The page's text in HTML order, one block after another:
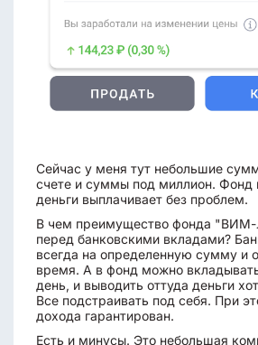
Сейчас у меня тут небольшие
счете и суммы под миллион. Фонд
деньги выплачивает без проблем.
В чем преимущество фонда "ВИМ-
перед банковскими вкладами?
всегда на определенную сумму и
время. А в фонд можно
день, и выводить оттуда деньги
Все подстраивать под себя. При
дохода гарантирован.
Есть и минусы. Это небольшая